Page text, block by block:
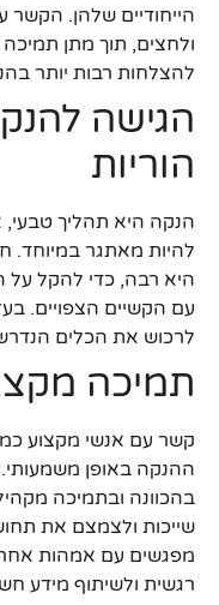
הייחודיים שלהן. הקשר
ולחצים, תוך מתן
להצלחות רבות יותר
הגישה
הוריות
הנקה היא תהליך טבעי,
להיות מאתגר במיוחד.
היא רבה, כדי להקל על
עם הקשיים הצפויים.
לרכוש את הכלים
תמיכה
קשר עם אנשי מקצוע
ההנקה באופן משמעותי.
בהכוונה ובתמיכה
שייכות ולצמצם את
מפגשים עם אמהות
רגשית ולשיתוף מידע